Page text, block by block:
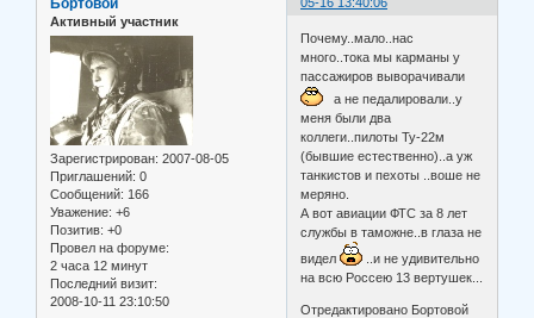
Бортовой
Активный участник
Зарегистрирован: 2007-08-05
Приглашений: 0
Сообщений: 166
Уважение: +6
Позитив: +0
Провел на форуме:
2 часа 12 минут
Последний визит:
2008-10-11 23:10:50
Почему..мало..нас
много..тока мы карманы у
пассажиров выворачивали
а не педалировали..у
меня были два
коллеги..пилоты Ту-22м
(бывшие естественно)..а уж
танкистов и пехоты ..воше не
меряно.
А вот авиации ФТС за 8 лет
службы в таможне..в глаза не
видел
..и не удивительно
на всю Россею 13 вертушек...
Отредактировано Бортовой